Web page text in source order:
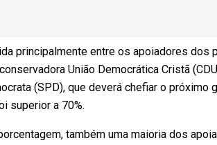
principalmente entre os apoiadores dos
União Democrática Cristã
(SPD), que deverá chefiar o próximo
superior a 70%.
também uma maioria dos